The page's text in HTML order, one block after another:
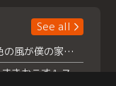
See all
浮所飛貴主演！ 【夏色の風が僕の家にやってきた】 本日よりテラサで独占配信スタート！
『夏色の雲が恋と嵐をまきおこす』スペシャルメイキング 【Part1】2026年７月18日（土）23時30分～配信スタート！話題のシーンの裏側を大公開！豪華キャスト大集合！ 『武宮家 真夏の家族会議』開催！